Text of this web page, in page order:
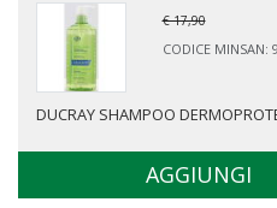
€ 17,90
CODICE MINSAN:
DUCRAY SHAMPOO
AGGIUNGI